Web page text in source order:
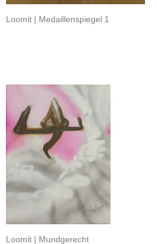
Loomit | Medaillenspiegel 1
Loomit | Mundgerecht